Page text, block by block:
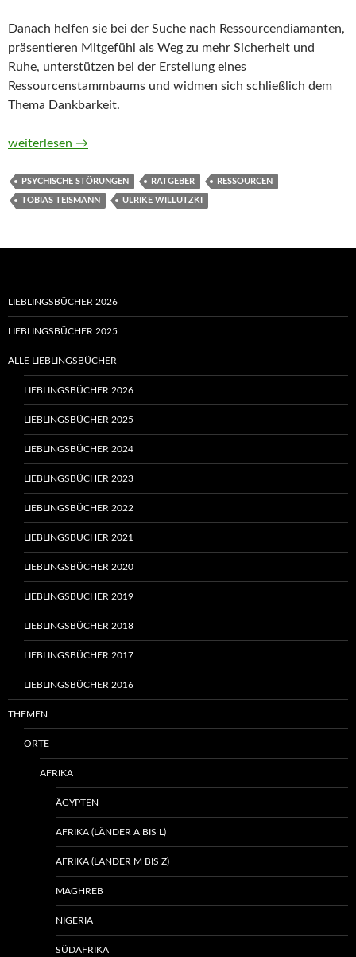
Danach helfen sie bei der Suche nach Ressourcendiamanten,
präsentieren Mitgefühl als Weg zu mehr Sicherheit und
Ruhe, unterstützen bei der Erstellung eines
Ressourcenstammbaums und widmen sich schließlich dem
Thema Dankbarkeit.
Ressourcen aktivieren. Ein Ratgeber für mehr Wohlbefinden
weiterlesen →
PSYCHISCHE STÖRUNGEN RATGEBER RESSOURCEN
TOBIAS TEISMANN ULRIKE WILLUTZKI
LIEBLINGSBÜCHER 2026
LIEBLINGSBÜCHER 2025
ALLE LIEBLINGSBÜCHER
LIEBLINGSBÜCHER 2026
LIEBLINGSBÜCHER 2025
LIEBLINGSBÜCHER 2024
LIEBLINGSBÜCHER 2023
LIEBLINGSBÜCHER 2022
LIEBLINGSBÜCHER 2021
LIEBLINGSBÜCHER 2020
LIEBLINGSBÜCHER 2019
LIEBLINGSBÜCHER 2018
LIEBLINGSBÜCHER 2017
LIEBLINGSBÜCHER 2016
THEMEN
ORTE
AFRIKA
ÄGYPTEN
AFRIKA (LÄNDER A BIS L)
AFRIKA (LÄNDER M BIS Z)
MAGHREB
NIGERIA
SÜDAFRIKA